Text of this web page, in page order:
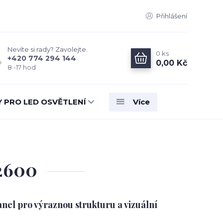
Přihlášení
Nevíte si rady? Zavolejte.
+420 774 294 144
8 -17 hod
0 ks
0,00 Kč
PRO LED OSVĚTLENÍ Více
pro výraznou strukturu a vizuální